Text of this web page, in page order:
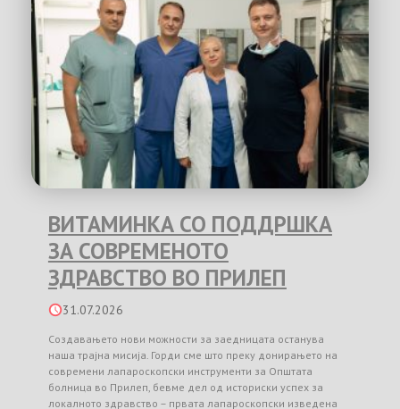
ВИТАМИНКА СО ПОДДРШКА
ЗА СОВРЕМЕНОТО
ЗДРАВСТВО ВО ПРИЛЕП
31.07.2026
Создавањето нови можности за заедницата останува
наша трајна мисија. Горди сме што преку донирањето на
современи лапароскопски инструменти за Општата
болница во Прилеп, бевме дел од историски успех за
локалното здравство – првата лапароскопски изведена